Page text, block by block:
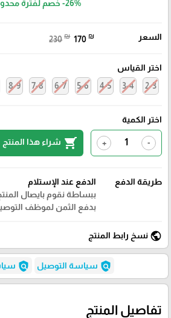
-26% خصم لفترة
السعر 230 ₪ 170 ₪
اختر القياس
2-3
3-4
4-5
5-6
6-7
7-8
8-9
اختر الكمية
-
+
shopping_cart شراء هذا المنتج
طريقة الدفع
الدفع عند الإستلام
ببساطة نقوم بايصال
بدفع الثمن لموظف
public نسخ رابط المنتج
policy سياسة التوصيل policy
تفاصيل المنتج